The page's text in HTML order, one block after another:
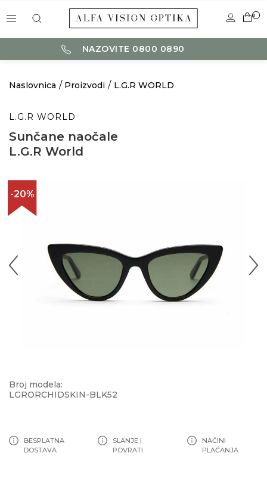
0
NAZOVITE 0800 0890
Naslovnica Proizvodi L.G.R WORLD
L.G.R WORLD
Sunčane naočale
L.G.R World
-20%
Broj modela:
LGRORCHIDSKIN-BLK52
BESPLATNA
DOSTAVA
SLANJE I
POVRATI
NAČINI
PLAĆANJA